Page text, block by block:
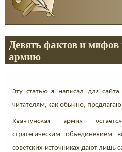
Девять фактов и
армию
Эту статью я написал для сайта
читателям, как обычно,
Квантунская армия
стратегическим
советских источниках дают